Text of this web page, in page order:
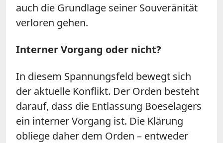
auch die Grundlage seiner Souveränität
verloren gehen.
Interner Vorgang oder nicht?
In diesem Spannungsfeld bewegt sich
der aktuelle Konflikt. Der Orden besteht
darauf, dass die Entlassung Boeselagers
ein interner Vorgang ist. Die Klärung
obliege daher dem Orden – entweder